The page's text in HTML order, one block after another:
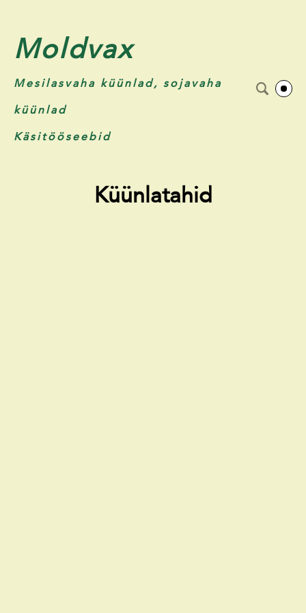
Moldvax
Mesilasvaha küünlad, sojavaha
küünlad
Käsitööseebid
Küünlatahid